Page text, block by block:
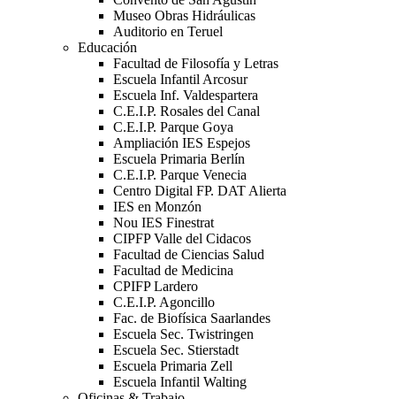
Museo Obras Hidráulicas
Auditorio en Teruel
Educación
Facultad de Filosofía y Letras
Escuela Infantil Arcosur
Escuela Inf. Valdespartera
C.E.I.P. Rosales del Canal
C.E.I.P. Parque Goya
Ampliación IES Espejos
Escuela Primaria Berlín
C.E.I.P. Parque Venecia
Centro Digital FP. DAT Alierta
IES en Monzón
Nou IES Finestrat
CIPFP Valle del Cidacos
Facultad de Ciencias Salud
Facultad de Medicina
CPIFP Lardero
C.E.I.P. Agoncillo
Fac. de Biofísica Saarlandes
Escuela Sec. Twistringen
Escuela Sec. Stierstadt
Escuela Primaria Zell
Escuela Infantil Walting